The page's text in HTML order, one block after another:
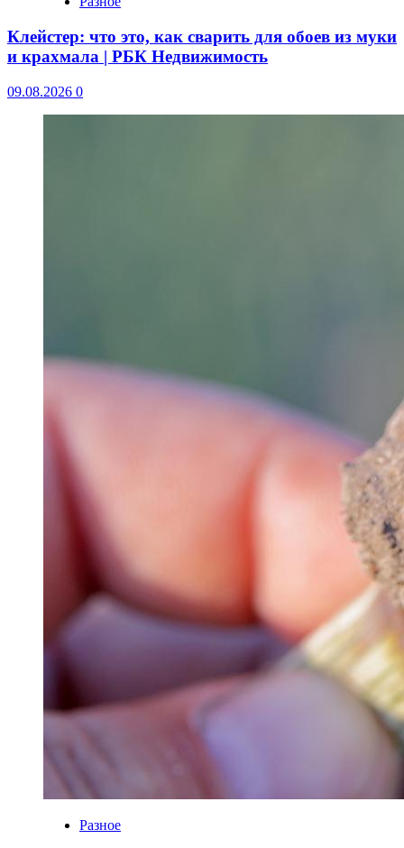
Клейстер: что это, как сварить для обоев из муки
и крахмала | РБК Недвижимость
09.08.2026 0
Разное